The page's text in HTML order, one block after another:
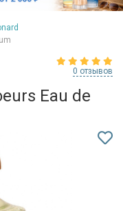
0 отзывов
Eau de